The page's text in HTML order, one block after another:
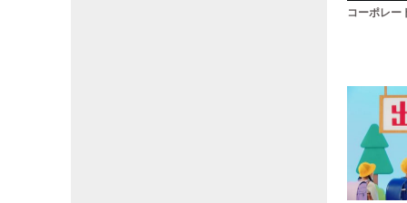
コーポレー